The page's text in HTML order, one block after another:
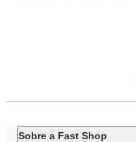
- Atenção: Imagens
sofrer alterações devido a
Sobre a Fast Shop